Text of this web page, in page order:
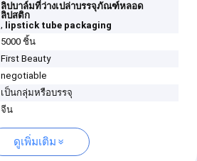
ลิปบาล์มที่ว่างเปล่าบรรจุภัณฑ์หลอด
ลิปสติก
, lipstick tube packaging
5000 ชิ้น
First Beauty
negotiable
เป็นกลุ่มหรือบรรจุ
จีน
ดูเพิ่มเติม